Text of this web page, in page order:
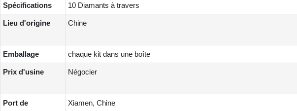
Spécifications 10 Diamants à travers
Lieu d'origine Chine
Emballage chaque kit dans une boîte
Prix ​​d'usine Négocier
Port de
Xiamen, Chine